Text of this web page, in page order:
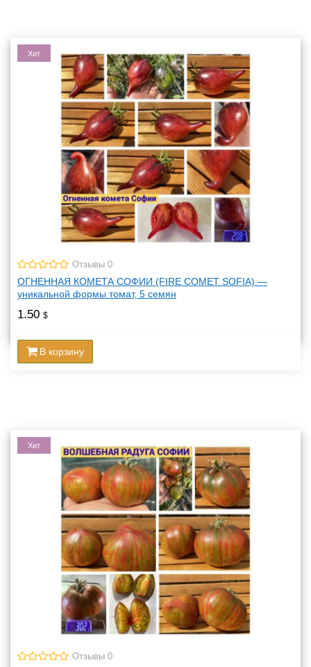
Хит
Отзывы 0
ОГНЕННАЯ КОМЕТА СОФИИ (FIRE COMET SOFIA) —
уникальной формы томат, 5 семян
1.50 $
В корзину
Хит
Отзывы 0